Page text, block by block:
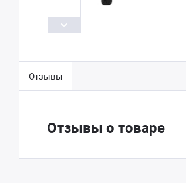
Отзывы
Отзывы о товаре